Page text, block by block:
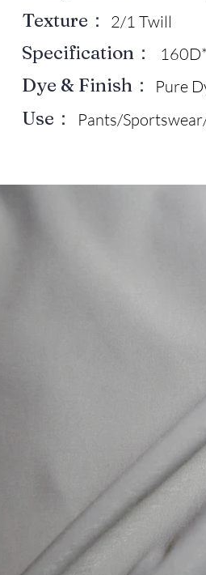
Texture： 2/1 Twill
Specification：
Dye & Finish： Pure
Use： Pants/